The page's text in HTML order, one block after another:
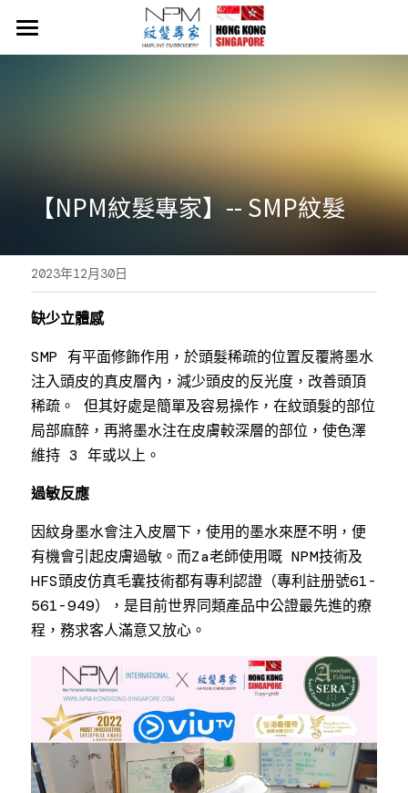
首頁
常見問題
54919058
聯絡我們
【NPM紋髮專家】-- SMP紋髮
2023年12月30日
缺少立體感
SMP 有平面修飾作用，於頭髮稀疏的位置反覆將墨水
注入頭皮的真皮層內，減少頭皮的反光度，改善頭頂
稀疏。 但其好處是簡單及容易操作，在紋頭髮的部位
局部麻醉，再將墨水注在皮膚較深層的部位，使色澤
維持 3 年或以上。
過敏反應
因紋身墨水會注入皮層下，使用的墨水來歷不明，便
有機會引起皮膚過敏。而Za老師使用嘅 NPM技術及
HFS頭皮仿真毛囊技術都有專利認證（專利註册號61-
561-949），是目前世界同類產品中公證最先進的療
程，務求客人滿意又放心。
商品分類